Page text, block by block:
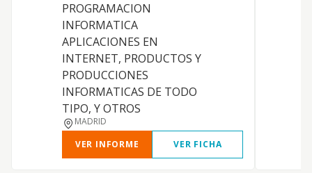
PROGRAMACION
INFORMATICA
APLICACIONES EN
INTERNET, PRODUCTOS Y
PRODUCCIONES
INFORMATICAS DE TODO
TIPO, Y OTROS
MADRID
VER INFORME
VER FICHA